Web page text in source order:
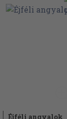
Éjféli angyalok